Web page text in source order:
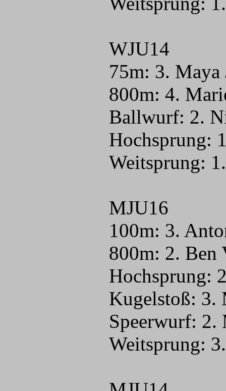
WJU14
75m: 3.
800m: 4.
Ballwurf: 2.
Hochsprung:
Weitsprung:
MJU16
100m: 3.
800m: 2. Ben
Hochsprung:
Kugelstoß:
Speerwurf:
Weitsprung: